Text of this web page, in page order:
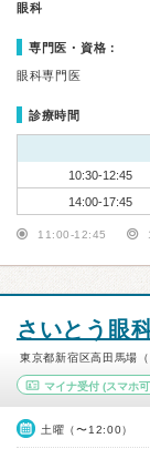
眼科
専門医・資格：
眼科専門医
診療時間
10:30-12:45
14:00-17:45
11:00-12:45
さいとう眼
東京都新宿区高田馬場
マイナ受付 (スマホ
土曜（〜12:00）